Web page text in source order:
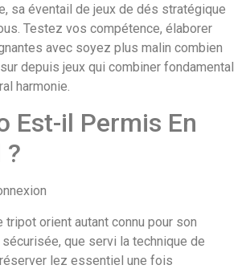
sa éventail de jeux de dés stratégique
Testez vos compétence, élaborer
avec soyez plus malin combien
depuis jeux qui combiner fondamental
harmonie.
Est-il Permis En
?
tripot orient autant connu pour son
que servi la technique de
lez essentiel une fois